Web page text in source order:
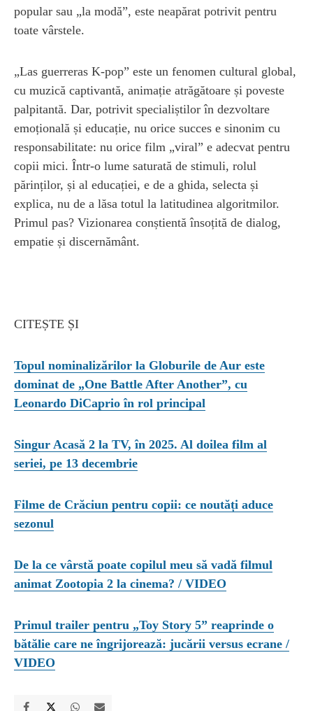
popular sau „la modă”, este neapărat potrivit pentru
toate vârstele.
„Las guerreras K‑pop” este un fenomen cultural global,
cu muzică captivantă, animație atrăgătoare și poveste
palpitantă. Dar, potrivit specialiștilor în dezvoltare
emoțională și educație, nu orice succes e sinonim cu
responsabilitate: nu orice film „viral” e adecvat pentru
copii mici. Într‑o lume saturată de stimuli, rolul
părinților, și al educației, e de a ghida, selecta și
explica, nu de a lăsa totul la latitudinea algoritmilor.
Primul pas? Vizionarea conștientă însoțită de dialog,
empatie și discernământ.
CITEȘTE ȘI
Topul nominalizărilor la Globurile de Aur este
dominat de „One Battle After Another”, cu
Leonardo DiCaprio în rol principal
Singur Acasă 2 la TV, în 2025. Al doilea film al
seriei, pe 13 decembrie
Filme de Crăciun pentru copii: ce noutăți aduce
sezonul
De la ce vârstă poate copilul meu să vadă filmul
animat Zootopia 2 la cinema? / VIDEO
Primul trailer pentru „Toy Story 5” reaprinde o
bătălie care ne îngrijorează: jucării versus ecrane /
VIDEO